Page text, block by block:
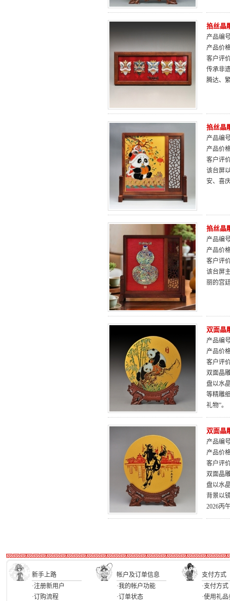
掐丝晶
产品编
产品价
客户评
传承非
腾达、
掐丝晶
产品编
产品价
客户评
该台屏
安、喜
掐丝晶
产品编
产品价
客户评
该台屏
丽的宫
双面晶
产品编
产品价
客户评
双面晶
盘以水
等精雕
礼物”。
双面晶
产品编
产品价
客户评
双面晶
盘以水
背景以
2026丙
新手上路 帐户及订单信息
支付方式
·注册新用户
·订购流程
·我的帐户功能
·订单状态
·支付方式
·使用礼品